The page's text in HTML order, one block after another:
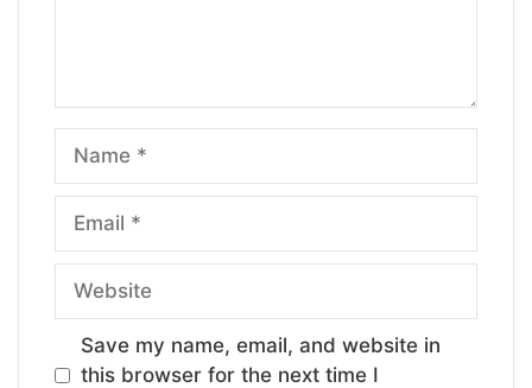
Save my name, email, and website in
this browser for the next time I